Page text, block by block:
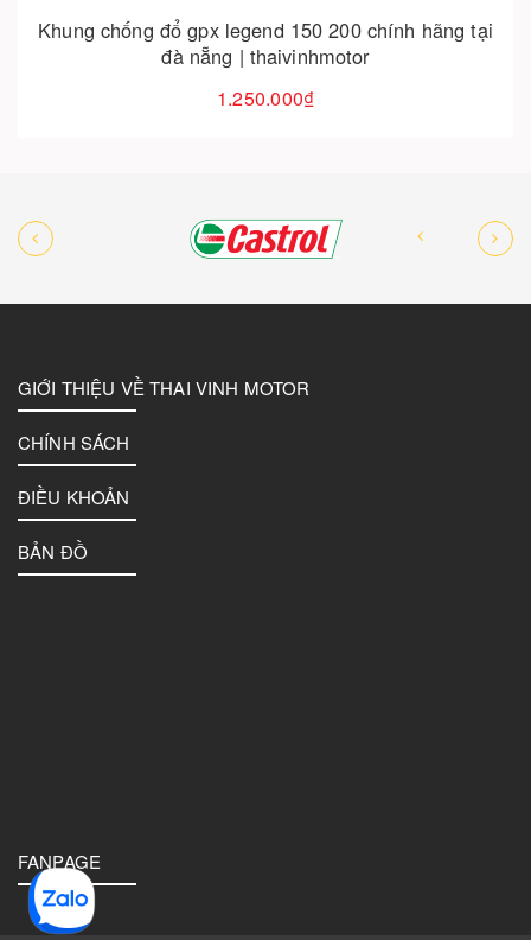
Đèn xi nhan led x-light cho vespa sprint &
primavera chính hãng | thaivinhmotor
1.550.000₫
GIỚI THIỆU VỀ THAI VINH MOTOR
CHÍNH SÁCH
ĐIỀU KHOẢN
BẢN ĐỒ
FANPAGE